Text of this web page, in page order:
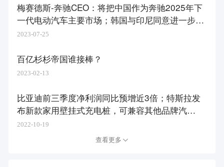
梅赛德斯-奔驰CEO：将把中国作为奔驰2025年下
一代电动汽车主要市场；韩国与印尼同意进一步在
电动汽车和电池产业生态系统领域合作｜36氪新能
2023-07-25
百亿杉杉帝国谁接棒？
2023-02-13
比亚迪前三季度净利润同比预增近3倍；特斯拉发
布新款家用壁挂式充电桩，可兼容其他品牌汽
车 | 36氪新能源日报1018
2022-10-19
查看更多